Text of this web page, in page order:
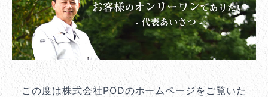
この度は株式会社PODのホームページをご覧いた